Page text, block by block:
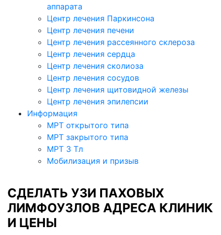
аппарата
Центр лечения Паркинсона
Центр лечения печени
Центр лечения рассеянного склероза
Центр лечения сердца
Центр лечения сколиоза
Центр лечения сосудов
Центр лечения щитовидной железы
Центр лечения эпилепсии
Информация
МРТ открытого типа
МРТ закрытого типа
МРТ 3 Тл
Мобилизация и призыв
СДЕЛАТЬ УЗИ ПАХОВЫХ
ЛИМФОУЗЛОВ АДРЕСА КЛИНИК
И ЦЕНЫ